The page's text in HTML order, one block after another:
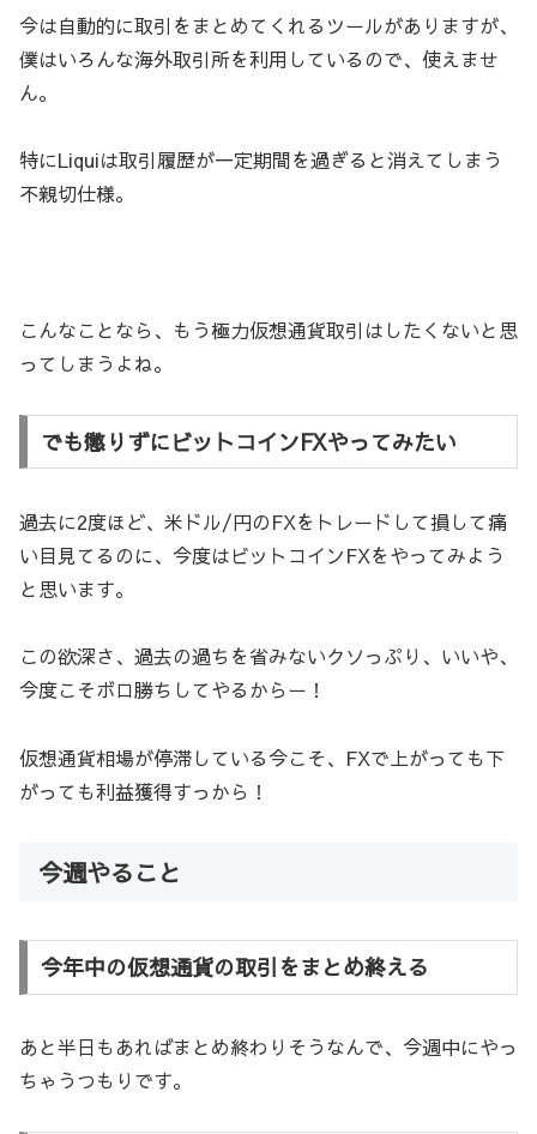
今は自動的に取引をまとめてくれるツールがありますが、
僕はいろんな海外取引所を利用しているので、使えませ
ん。
特にLiquiは取引履歴が一定期間を過ぎると消えてしまう
不親切仕様。
こんなことなら、もう極力仮想通貨取引はしたくないと思
ってしまうよね。
でも懲りずにビットコインFXやってみたい
過去に2度ほど、米ドル/円のFXをトレードして損して痛
い目見てるのに、今度はビットコインFXをやってみよう
と思います。
この欲深さ、過去の過ちを省みないクソっぷり、いいや、
今度こそボロ勝ちしてやるからー！
仮想通貨相場が停滞している今こそ、FXで上がっても下
がっても利益獲得すっから！
今週やること
今年中の仮想通貨の取引をまとめ終える
あと半日もあればまとめ終わりそうなんで、今週中にやっ
ちゃうつもりです。